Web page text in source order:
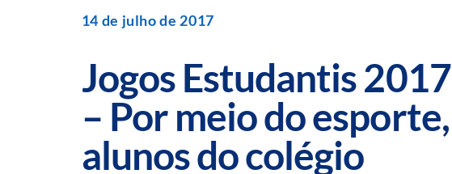
14 de julho de 2017
Jogos Estudantis 2017
– Por meio do esporte,
alunos do colégio